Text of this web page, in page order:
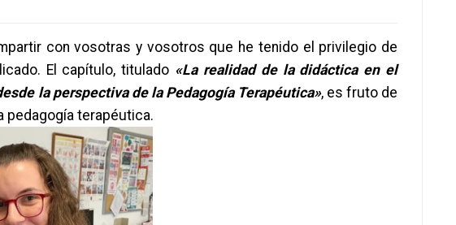
con vosotras y vosotros que he tenido el privilegio de
El capítulo, titulado «La realidad de la didáctica en el
la perspectiva de la Pedagogía Terapéutica», es fruto de
pedagogía terapéutica.